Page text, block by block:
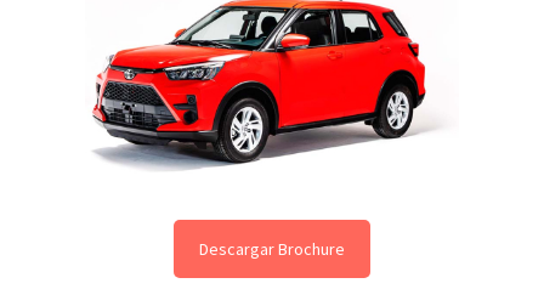
Descargar Brochure